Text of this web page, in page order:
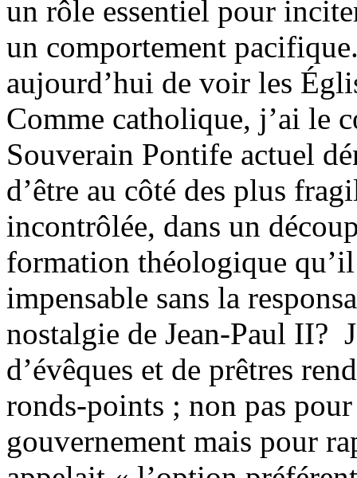
un rôle essentiel pour
un comportement
aujourd’hui de voir les
Comme catholique, j’ai le
Souverain Pontife actuel
d’être au côté des plus
incontrôlée, dans un
formation théologique
impensable sans la
nostalgie de Jean-Paul II?
d’évêques et de prêtres
ronds-points ; non pas
gouvernement mais pour